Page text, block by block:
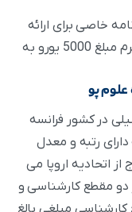
خاصی برای ارائه
به دانشگاه دارند داده می شود و برای هر ترم مبلغ 5000 یورو به
علوم پو
در کشور فرانسه
رتبه و معدل
اتحادیه اروپا می
دو مقطع کارشناسی و
مبلغی بالغ